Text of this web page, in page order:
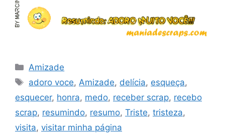
Categorias
Amizade
Tags
adoro voce, Amizade, delícia, esqueça,
esquecer, honra, medo, receber scrap, recebo
scrap, resumindo, resumo, Triste, tristeza,
visita, visitar minha página